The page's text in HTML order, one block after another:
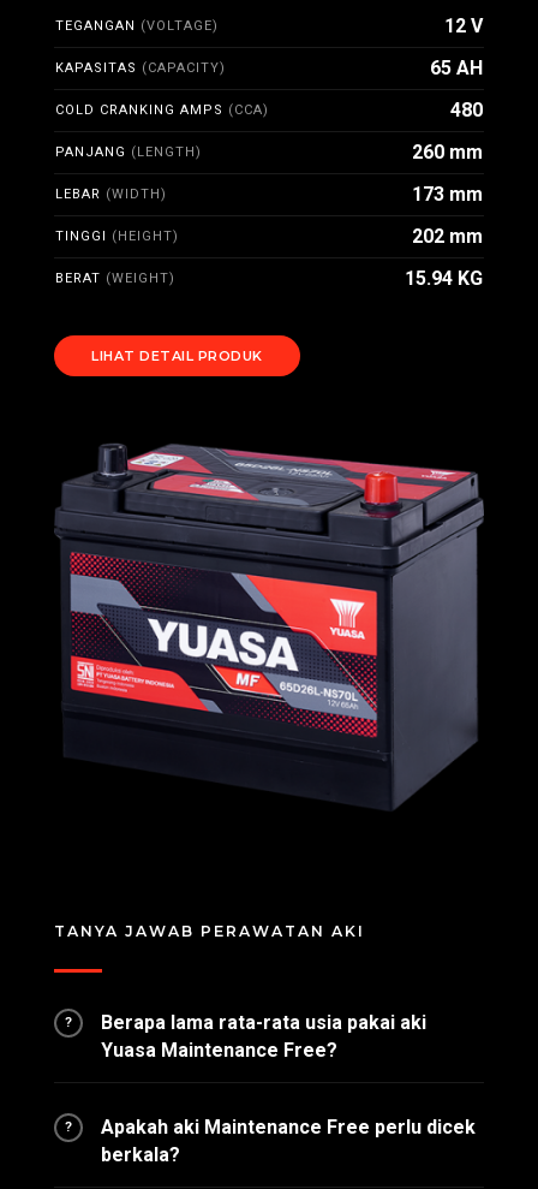
TEGANGAN (VOLTAGE) 12 V
KAPASITAS (CAPACITY) 65 AH
COLD CRANKING AMPS (CCA) 480
PANJANG (LENGTH) 260 mm
LEBAR (WIDTH) 173 mm
TINGGI (HEIGHT) 202 mm
BERAT (WEIGHT) 15.94 KG
LIHAT DETAIL PRODUK
TANYA JAWAB PERAWATAN AKI
?
Berapa lama rata-rata usia pakai aki
Yuasa Maintenance Free?
?
Apakah aki Maintenance Free perlu dicek
berkala?